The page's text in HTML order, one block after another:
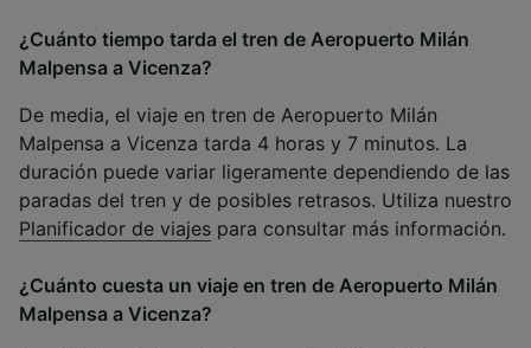
¿Cuánto tiempo tarda el tren de Aeropuerto Milán
Malpensa a Vicenza?
De media, el viaje en tren de Aeropuerto Milán
Malpensa a Vicenza tarda 4 horas y 7 minutos. La
duración puede variar ligeramente dependiendo de las
paradas del tren y de posibles retrasos. Utiliza nuestro
Planificador de viajes para consultar más información.
¿Cuánto cuesta un viaje en tren de Aeropuerto Milán
Malpensa a Vicenza?